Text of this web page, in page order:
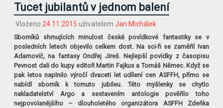
Tucet jubilantů v jednom balení
Vloženo 24.11.2015 uživatelem Jan Michálek
Sborníků shrnujících minulost české povídkové fantastiky se v
posledních letech objevilo celkem dost. Na sci-fi se zaměřil Ivan
Adamovič, na fantasy Ondřej Jireš. Nejlepší povídky z časopisu
Pevnost dali do kupy editoři Martin Fajkus a Tomáš Němec. Když se
pak letos naplnilo výročí dvaceti let udílení cen ASFFH, přímo se
nabídl sborník k tomuto jubileu. Této myšlenky se chytlo
nakladatelství Argo a sestavením antologie pověřilo toho
nejpovolanějšího – dlouholetého organizátora ASFFH Zdeňka